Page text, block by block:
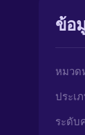
ข้อ
หมวด
ประเ
ระดับ